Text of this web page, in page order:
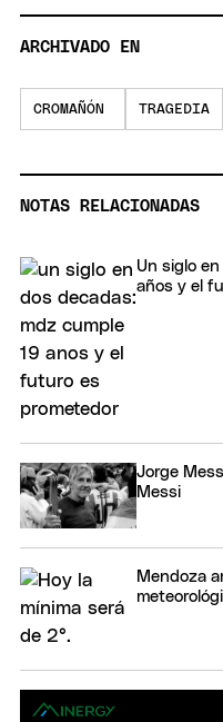
seconds
13
seconds
ARCHIVADO EN
CROMAÑÓN TRAGEDIA
NOTAS RELACIONADAS
Un siglo
años y el
Jorge
Messi
Mendoza